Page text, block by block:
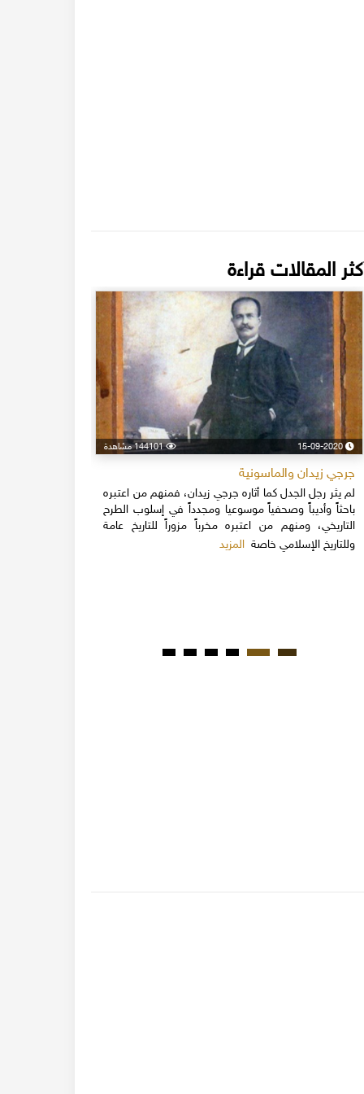
المقالات قراءة
15-09-2020 144101 مشاهدة
جرجي زيدان والماسونية
لم يثر رجل الجدل كما أثاره جرجي زيدان، فمنهم من اعتبره
باحثاً وأديباً وصحفياً موسوعيا ومجدداً في إسلوب الطرح
التاريخي، ومنهم من اعتبره مخرباً مزوراً للتاريخ عامة
وللتاريخ الإسلامي خاصة المزيد